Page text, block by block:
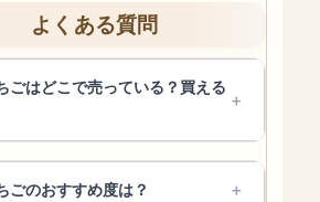
よくある質問
ごはどこで売っている？買える
ごのおすすめ度は？